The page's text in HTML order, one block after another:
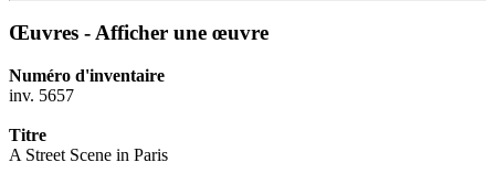
Œuvres - Afficher une œuvre
Numéro d'inventaire
inv. 5657
Titre
A Street Scene in Paris